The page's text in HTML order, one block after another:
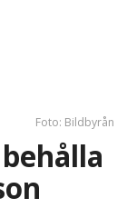
Foto: Bildbyrån